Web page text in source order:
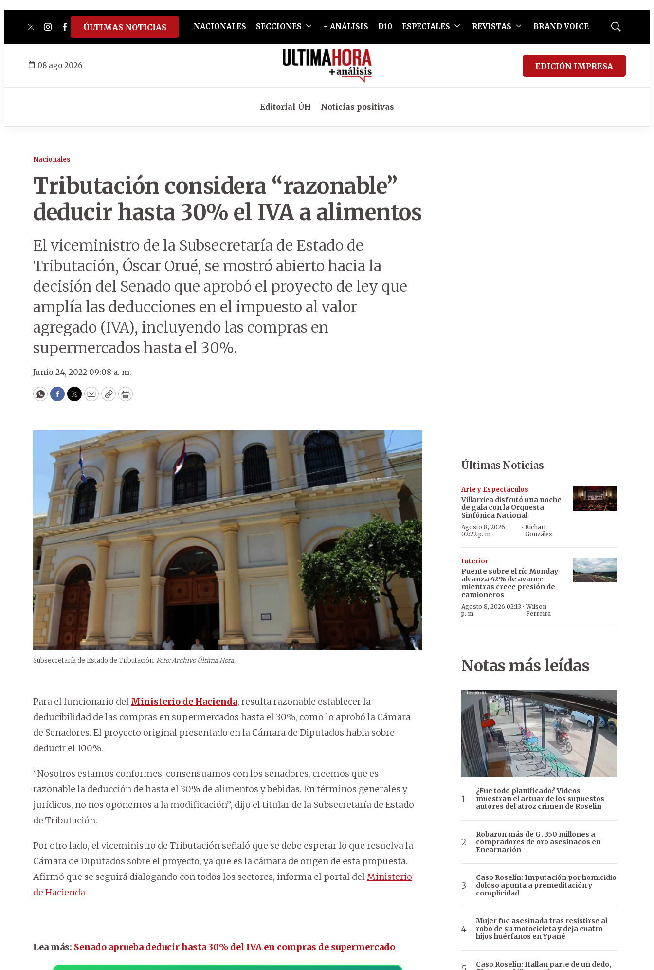
twitterinstagram
facebook
tiktokyoutube
spotify
ÚLTIMAS NOTICIAS NACIONALES SECCIONES + ANÁLISIS D10 ESPECIALES REVISTAS BRAND VOICE
Mostrar
08 ago 2026 EDICIÓN IMPRESA
Editorial ÚH Noticias positivas
Nacionales
Tributación considera “razonable”
deducir hasta 30% el IVA a alimentos
El viceministro de la Subsecretaría de Estado de
Tributación, Óscar Orué, se mostró abierto hacia la
decisión del Senado que aprobó el proyecto de ley que
amplía las deducciones en el impuesto al valor
agregado (IVA), incluyendo las compras en
supermercados hasta el 30%.
Junio 24, 2022 09:08 a. m.
WhatsApp
Facebook
Twitter
EmailCopyPrint
Subsecretaría de Estado de Tributación Foto: Archivo Última Hora.
Para el funcionario del Ministerio de Hacienda, resulta razonable establecer la
deducibilidad de las compras en supermercados hasta el 30%, como lo aprobó la Cámara
de Senadores. El proyecto original presentado en la Cámara de Diputados habla sobre
deducir el 100%.
“Nosotros estamos conformes, consensuamos con los senadores, creemos que es
razonable la deducción de hasta el 30% de alimentos y bebidas. En términos generales y
jurídicos, no nos oponemos a la modificación”, dijo el titular de la Subsecretaría de Estado
de Tributación.
Por otro lado, el viceministro de Tributación señaló que se debe esperar lo que resuelva la
Cámara de Diputados sobre el proyecto, ya que es la cámara de origen de esta propuesta.
Afirmó que se seguirá dialogando con todos los sectores, informa el portal delMinisterio
de Hacienda.
Lea más: Senado aprueba deducir hasta 30% del IVA en compras de supermercado
Últimas Noticias
Arte y Espectáculos
Villarrica disfrutó una noche
de gala con la Orquesta
Sinfónica Nacional
Agosto 8, 2026
02:22 p. m.
· Richart
González
Interior
Puente sobre el río Monday
alcanza 42% de avance
mientras crece presión de
camioneros
Agosto 8, 2026 02:13
p. m.
·Wilson
Ferreira
Notas más leídas
¿Fue todo planificado? Videos
muestran el actuar de los supuestos
autores del atroz crimen de Roselin
Robaron más de G. 350 millones a
compradores de oro asesinados en
Encarnación
Caso Roselín: Imputación por homicidio
doloso apunta a premeditación y
complicidad
Mujer fue asesinada tras resistirse al
robo de su motocicleta y deja cuatro
hijos huérfanos en Ypané
Caso Roselín: Hallan parte de un dedo,